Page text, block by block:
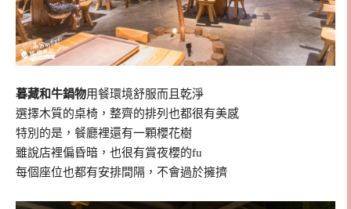
暮藏和牛鍋物用餐環境舒服而且乾淨
選擇木質的桌椅，整齊的排列也都很有美感
特別的是，餐廳裡還有一顆櫻花樹
雖說店裡偏昏暗，也很有賞夜櫻的fu
每個座位也都有安排間隔，不會過於擁擠